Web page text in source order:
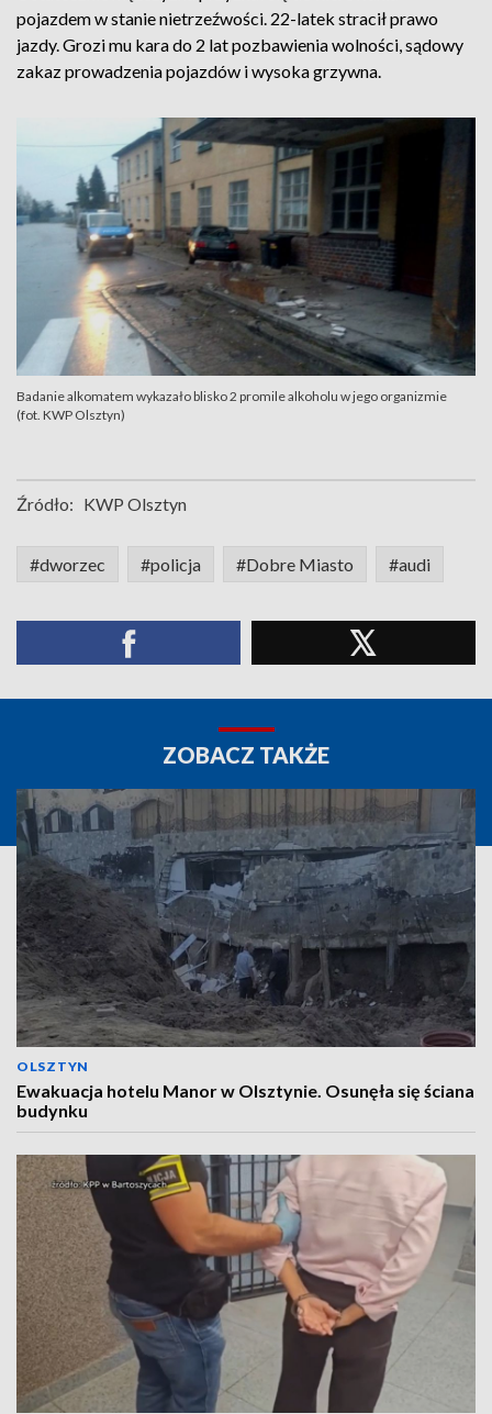
pojazdem w stanie nietrzeźwości. 22-latek stracił prawo
jazdy. Grozi mu kara do 2 lat pozbawienia wolności, sądowy
zakaz prowadzenia pojazdów i wysoka grzywna.
Badanie alkomatem wykazało blisko 2 promile alkoholu w jego organizmie
(fot. KWP Olsztyn)
Źródło: KWP Olsztyn
#dworzec #policja #Dobre Miasto #audi
ZOBACZ TAKŻE
OLSZTYN
Ewakuacja hotelu Manor w Olsztynie. Osunęła się ściana
budynku